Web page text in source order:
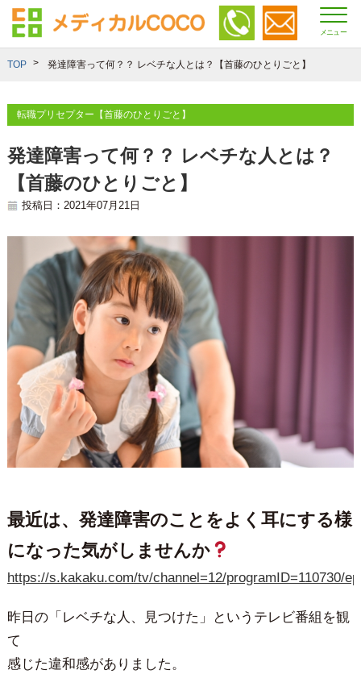
メニュー
TOP 発達障害って何？？ レベチな人とは？【首藤のひとりごと】
転職プリセプター【首藤のひとりごと】
発達障害って何？？ レベチな人とは？
【首藤のひとりごと】
投稿日：2021年07月21日
最近は、発達障害のことをよく耳にする様
になった気がしませんか
https://s.kakaku.com/tv/channel=12/programID=110730/
昨日の「レベチな人、見つけた」というテレビ番組を観
て
感じた違和感がありました。